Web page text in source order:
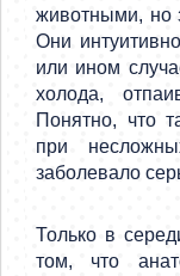
животными, но
Они
или ином
холода,
Понятно, что
при
заболевало
Только в
том, что